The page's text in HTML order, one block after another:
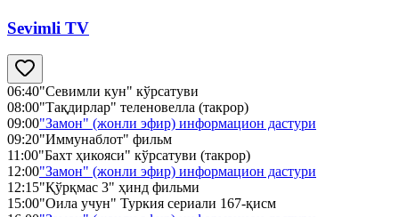
Sevimli TV
06:40"Севимли кун" кўрсатуви
08:00"Тақдирлар" теленовелла (такрор)
09:00"Замон" (жонли эфир) информацион дастури
09:20"Иммунаблот" фильм
11:00"Бахт ҳикояси" кўрсатуви (такрор)
12:00"Замон" (жонли эфир) информацион дастури
12:15"Қўрқмас 3" ҳинд фильми
15:00"Оила учун" Туркия сериали 167-қисм